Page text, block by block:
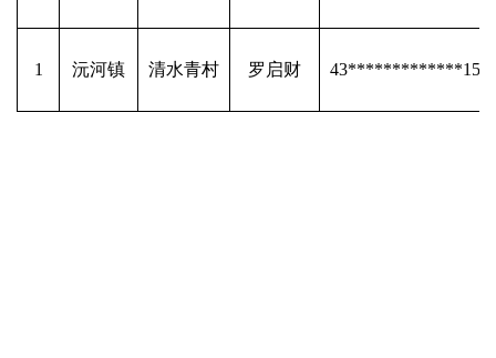
1 沅河镇 清水青村 罗启财 43*************15